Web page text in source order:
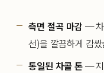
측면 절곡 마감 — 차
선)을 깔끔하게 감쌌
통일된 차콜 톤— 지